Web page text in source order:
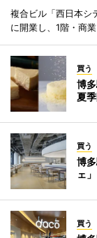
複合ビル「西日本シ
に開業し、1階・商
買う
博
夏
買う
博
ェ
買う